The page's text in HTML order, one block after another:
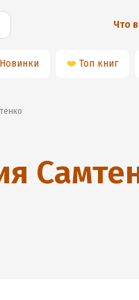
Что
Новинки ❤️ Топ книг